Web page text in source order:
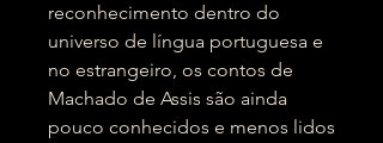
reconhecimento dentro do
universo de língua portuguesa e
no estrangeiro, os contos de
Machado de Assis são ainda
pouco conhecidos e menos lidos